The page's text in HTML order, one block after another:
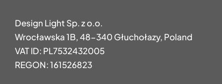
Design Light Sp. z o.o.
Wrocławska 1B, 48-340 Głuchołazy, Poland
VAT ID: PL7532432005
REGON: 161526823